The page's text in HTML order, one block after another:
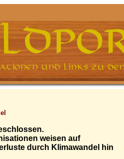
weisen auf
durch Klimawandel hin